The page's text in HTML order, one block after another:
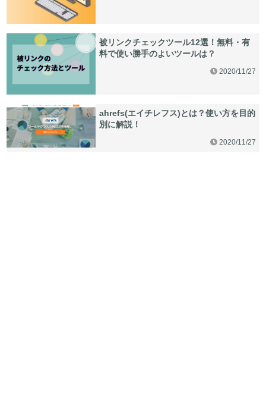
被リンクチェックツール12選！無料・有
料で使い勝手のよいツールは？
2020/11/27
ahrefs(エイチレフス)とは？使い方を目的
別に解説！
2020/11/27